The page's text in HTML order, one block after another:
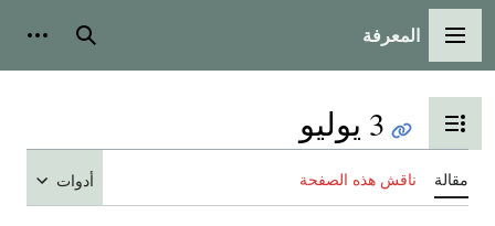
القائمة الرئيسية
المعرفة بحث
تبديل عرض جدول المحتويات
3 يوليو
مقالة ناقش هذه الصفحة أدوات